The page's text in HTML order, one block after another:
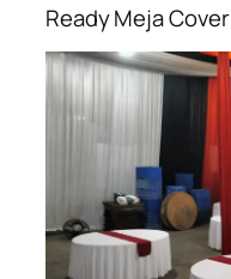
Ready Meja